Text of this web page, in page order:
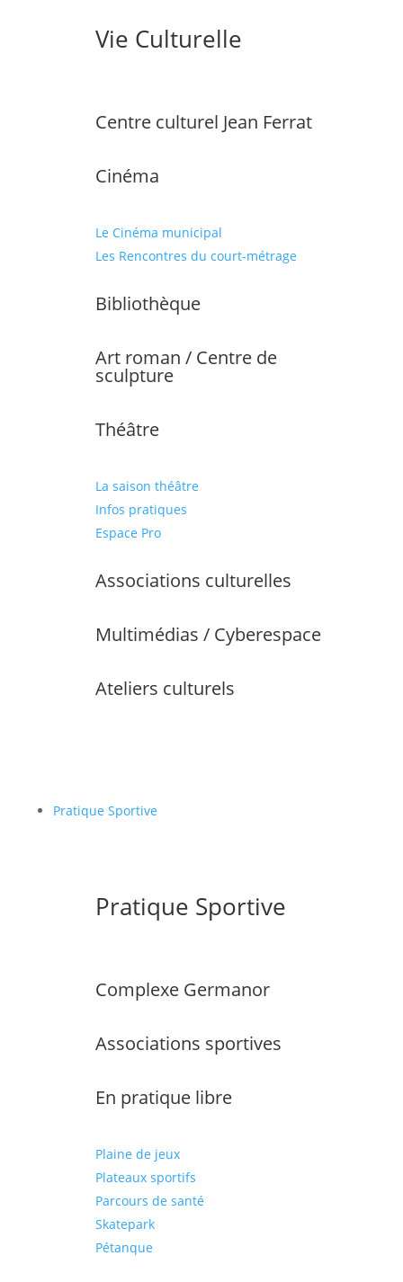
Vie Culturelle
Centre culturel Jean Ferrat
Cinéma
Le Cinéma municipal
Les Rencontres du court-métrage
Bibliothèque
Art roman / Centre de
sculpture
Théâtre
La saison théâtre
Infos pratiques
Espace Pro
Associations culturelles
Multimédias / Cyberespace
Ateliers culturels
Pratique Sportive
Pratique Sportive
Complexe Germanor
Associations sportives
En pratique libre
Plaine de jeux
Plateaux sportifs
Parcours de santé
Skatepark
Pétanque